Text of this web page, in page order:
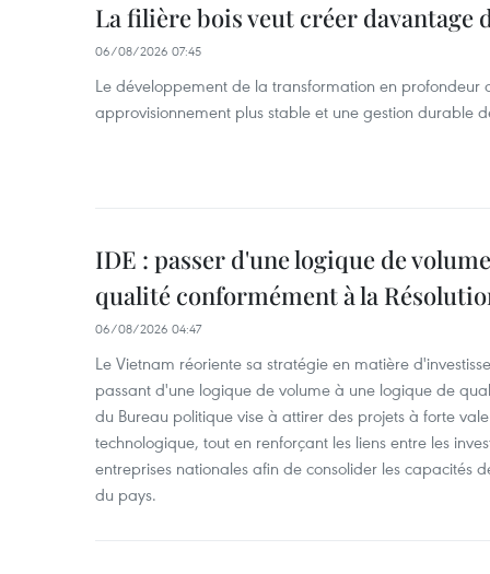
La filière bois veut créer davantage
06/08/2026 07:45
Le développement de la transformation en profondeur
approvisionnement plus stable et une gestion durable
IDE : passer d'une logique de
qualité conformément à la
06/08/2026 04:47
Le Vietnam réoriente sa stratégie en matière
passant d'une logique de volume à une logique de
du Bureau politique vise à attirer des projets à forte
technologique, tout en renforçant les liens entre les
entreprises nationales afin de consolider les capacités
du pays. ​